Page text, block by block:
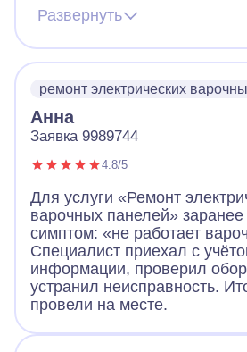
предупредил звонком, что
месте. По приходу надел
что очень обрадовало!
объяснил в чем дело. За
устранил неполадки,
Работа понравилась!
Развернуть
ремонт электрических
Анна
Заявка 9989744
4.8/5
Для услуги «Ремонт
варочных панелей»
симптом: «не работает
Специалист приехал с
информации, проверил
устранил неисправность.
провели на месте.